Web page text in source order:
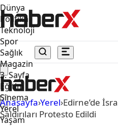
Dünya
Politika
Teknoloji
Spor
Sağlık
Magazin
3. Sayfa
Eğitim
Sinema
Yerel
Yaşam
Anasayfa›Yerel›Edirne’de
Saldırıları Protesto Edildi